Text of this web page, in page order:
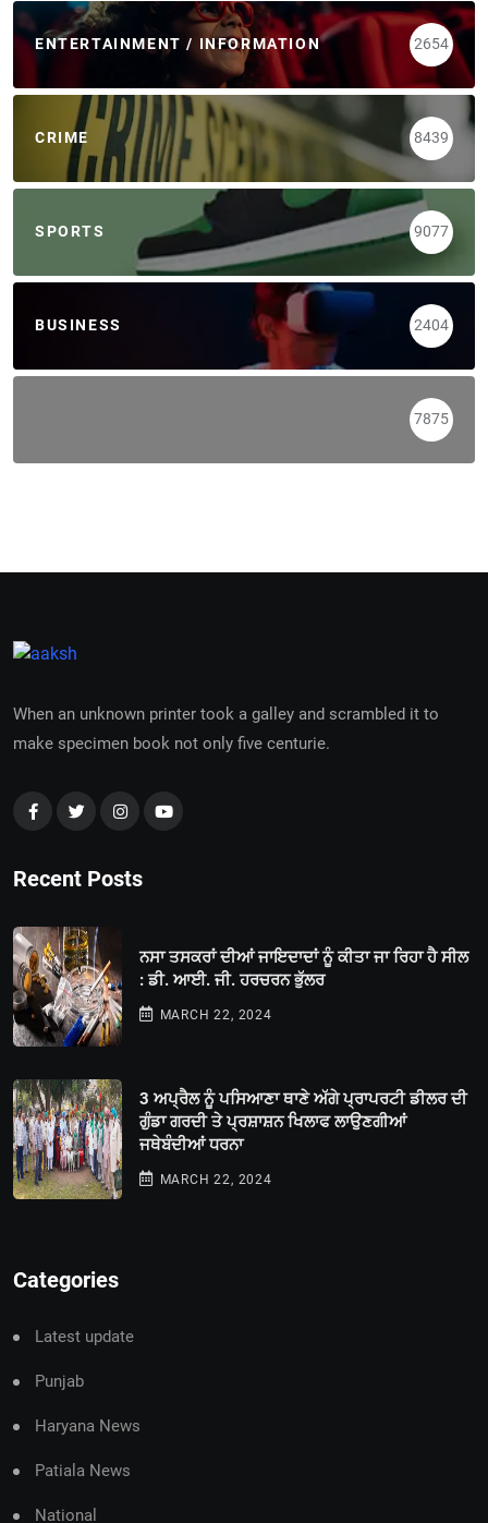
ENTERTAINMENT / INFORMATION 2654
CRIME 8439
SPORTS 9077
BUSINESS 2404
7875
When an unknown printer took a galley and scrambled it to
make specimen book not only five centurie.
Recent Posts
ਨਸਾ ਤਸਕਰਾਂ ਦੀਆਂ ਜਾਇਦਾਦਾਂ ਨੂੰ ਕੀਤਾ ਜਾ ਰਿਹਾ ਹੈ ਸੀਲ
: ਡੀ. ਆਈ. ਜੀ. ਹਰਚਰਨ ਭੁੱਲਰ
MARCH 22, 2024
3 ਅਪ੍ਰੈਲ ਨੂੰ ਪਸਿਆਣਾ ਥਾਣੇ ਅੱਗੇ ਪ੍ਰਾਪਰਟੀ ਡੀਲਰ ਦੀ
ਗੁੰਡਾ ਗਰਦੀ ਤੇ ਪ੍ਰਸ਼ਾਸ਼ਨ ਖਿਲਾਫ ਲਾਉਣਗੀਆਂ
ਜਥੇਬੰਦੀਆਂ ਧਰਨਾ
MARCH 22, 2024
Categories
Latest update
Punjab
Haryana News
Patiala News
National